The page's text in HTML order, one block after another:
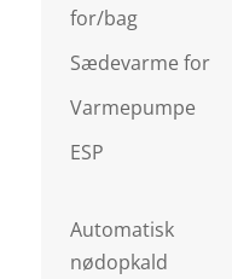
for/bag
Sædevarme for
Varmepumpe
ESP
Automatisk
nødopkald